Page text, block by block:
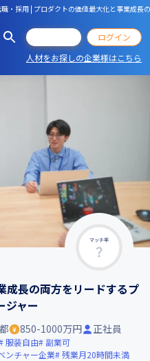
・採用 | プロダクトの価値最大化と事業成長
ログイン
人材をお探しの企業様はこちら
マッチ率
成長の両方をリードするプ
ジャー
850-1000万円 正社員
服装自由
副業可
ンチャー企業 残業月20時間未満